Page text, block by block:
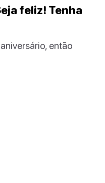
feliz! Tenha
então